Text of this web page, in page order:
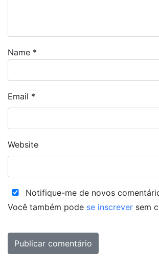
Name *
Email *
Website
Notifique-me de novos
Você também pode se inscrever sem